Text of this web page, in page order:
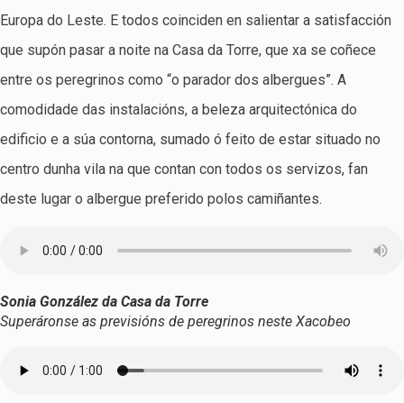
Europa do Leste. E todos coinciden en salientar a satisfacción
que supón pasar a noite na Casa da Torre, que xa se coñece
entre os peregrinos como “o parador dos albergues”. A
comodidade das instalacións, a beleza arquitectónica do
edificio e a súa contorna, sumado ó feito de estar situado no
centro dunha vila na que contan con todos os servizos, fan
deste lugar o albergue preferido polos camiñantes.
Sonia González da Casa da Torre
Superáronse as previsións de peregrinos neste Xacobeo